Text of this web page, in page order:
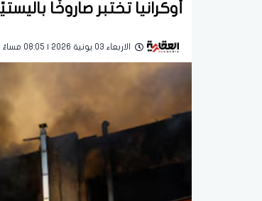
أوكرانيا تختبر صاروخًا
الاربعاء 03 يونية 2026 | 08:05 مساءً